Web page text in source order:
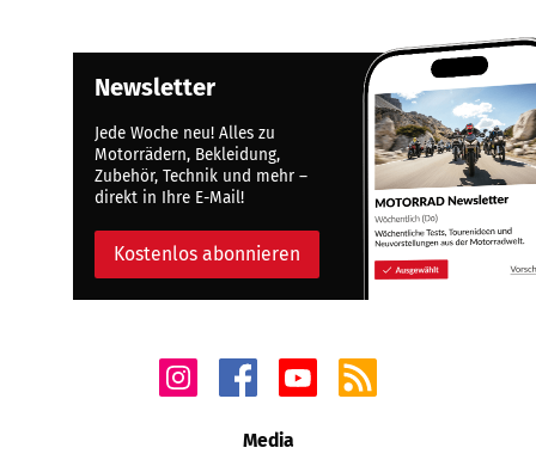
Newsletter
Jede Woche neu! Alles zu
Motorrädern, Bekleidung,
Zubehör, Technik und mehr –
direkt in Ihre E-Mail!
Kostenlos abonnieren
Media